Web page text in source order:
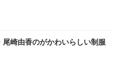
尾崎由香のがかわいらしい制服